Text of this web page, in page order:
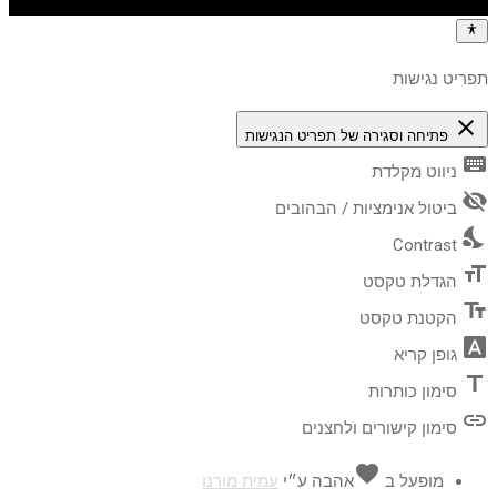
תפריט נגישות
close פתיחה וסגירה של תפריט הנגישות
keyboard ניווט מקלדת
visibility_off ביטול אנימציות / הבהובים
nights_stay
Contrast
format_size הגדלת טקסט
text_fields הקטנת טקסט
font_download גופן קריא
title סימון כותרות
link סימון קישורים ולחצנים
מופעל ב favoriteאהבה ע״י עמית מורנו